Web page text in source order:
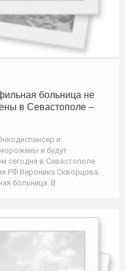
больница не
в Севастополе –
и
и будут
сегодня в Севастополе
РФ Вероника Скворцова.
больница. В